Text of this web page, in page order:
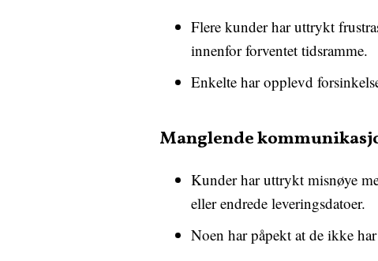
Flere kunder har uttrykt
innenfor forventet tidsramme.
Enkelte har opplevd
Manglende
Kunder har uttrykt misnøye
eller endrede leveringsdatoer.
Noen har påpekt at de ikke